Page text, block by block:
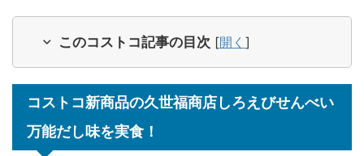
このコストコ記事の目次 [開く ]
コストコ新商品の久世福商店しろえびせんべい
万能だし味を実食！